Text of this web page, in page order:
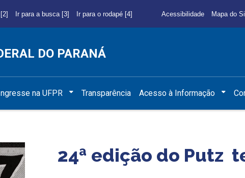
Ir para a busca [3] Ir para o rodapé [4] Acessibilidade Mapa do
DO PARANÁ
na UFPR Transparência Acesso à Informação
24ª edição do Putz